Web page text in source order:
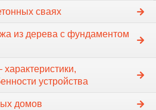
сваях
из дерева с фундаментом
устройства
домов